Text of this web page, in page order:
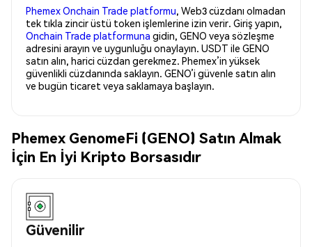
Phemex Onchain Trade platformu, Web3 cüzdanı olmadan
tek tıkla zincir üstü token işlemlerine izin verir. Giriş yapın,
Onchain Trade platformuna gidin, GENO veya sözleşme
adresini arayın ve uygunluğu onaylayın. USDT ile GENO
satın alın, harici cüzdan gerekmez. Phemex’in yüksek
güvenlikli cüzdanında saklayın. GENO’i güvenle satın alın
ve bugün ticaret veya saklamaya başlayın.
Phemex GenomeFi (GENO) Satın Almak
İçin En İyi Kripto Borsasıdır
Güvenilir